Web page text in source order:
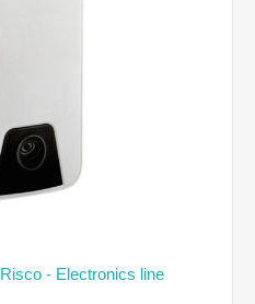
Risco - Electronics line